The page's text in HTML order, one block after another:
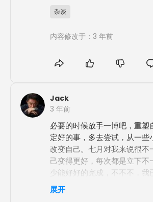
杂谈
内容修改于：3 年前
Jack
3 年前
必要的时候放手一博吧，重塑
定好的事，多去尝试，从一些
改变自己。七月对我来说很不
己变得更好，每次都是立下
少能好好的完成，不不不，我
种状态了，我需要更好的自己
诉我应该长大了。
展开